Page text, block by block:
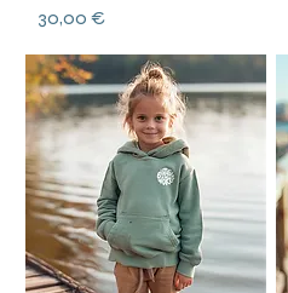
Prix
30,00 €